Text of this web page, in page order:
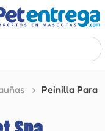
Peinilla Para